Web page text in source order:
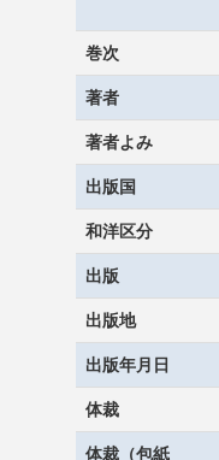
巻次
著者
著者よみ
出版国
和洋区分
出版
出版地
出版年月日
体裁
体裁（包紙